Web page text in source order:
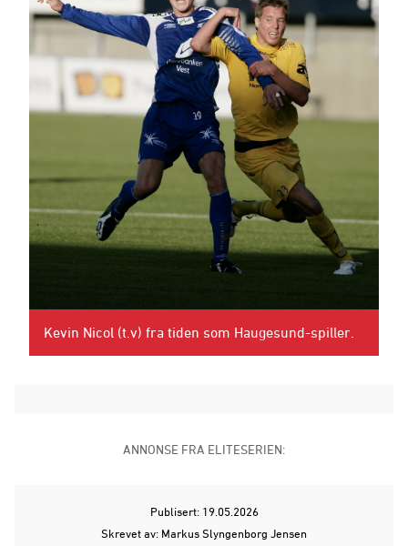
Kevin Nicol (t.v) fra tiden som Haugesund-spiller.
ANNONSE FRA ELITESERIEN:
Publisert: 19.05.2026
Skrevet av: Markus Slyngenborg Jensen